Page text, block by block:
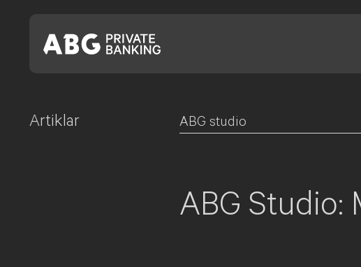
Artiklar ABG studio
ABG Studio: